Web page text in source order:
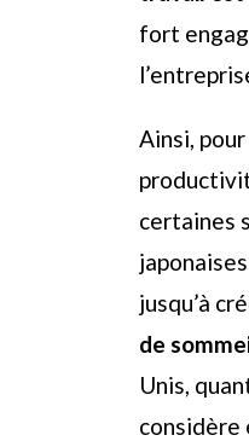
fort
Ainsi,
certaines
jusqu’à
de
Unis,
considère